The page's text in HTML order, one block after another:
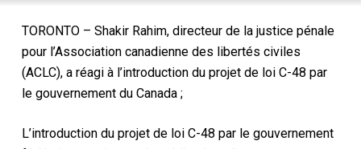
TORONTO – Shakir Rahim, directeur de la justice pénale
pour l’Association canadienne des libertés civiles
(ACLC), a réagi à l’introduction du projet de loi C-48 par
le gouvernement du Canada ;
L’introduction du projet de loi C-48 par le gouvernement